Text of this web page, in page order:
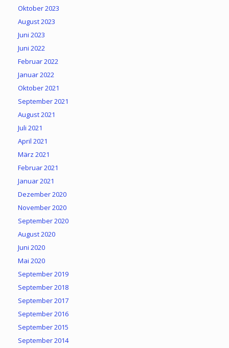
Oktober 2023
August 2023
Juni 2023
Juni 2022
Februar 2022
Januar 2022
Oktober 2021
September 2021
August 2021
Juli 2021
April 2021
März 2021
Februar 2021
Januar 2021
Dezember 2020
November 2020
September 2020
August 2020
Juni 2020
Mai 2020
September 2019
September 2018
September 2017
September 2016
September 2015
September 2014